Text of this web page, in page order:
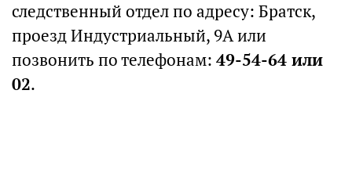
следственный отдел по адресу: Братск,
проезд Индустриальный, 9А или
позвонить по телефонам: 49-54-64 или
02.